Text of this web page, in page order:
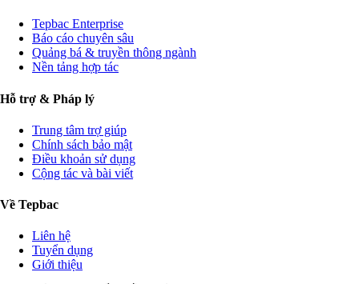
Tepbac Enterprise
Báo cáo chuyên sâu
Quảng bá & truyền thông ngành
Nền tảng hợp tác
Hỗ trợ & Pháp lý
Trung tâm trợ giúp
Chính sách bảo mật
Điều khoản sử dụng
Cộng tác và bài viết
Về Tepbac
Liên hệ
Tuyển dụng
Giới thiệu